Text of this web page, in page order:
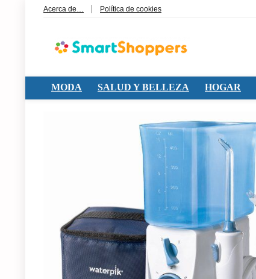
Acerca de… Política de cookies
MODA SALUD Y BELLEZA HOGAR